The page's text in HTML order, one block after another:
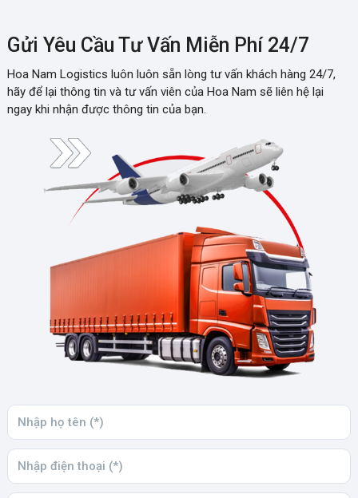
Gửi Yêu Cầu Tư Vấn Miễn Phí 24/7
Hoa Nam Logistics luôn luôn sẵn lòng tư vấn khách hàng 24/7,
hãy để lại thông tin và tư vấn viên của Hoa Nam sẽ liên hệ lại
ngay khi nhận được thông tin của bạn.